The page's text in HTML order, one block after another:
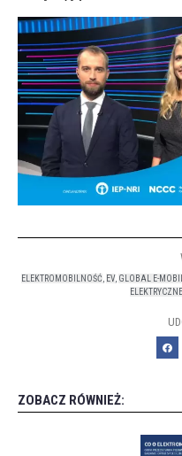
ELEKTROMOBILNOŚĆ EV, GLOBAL E-
ELEKTRYCZNE
ZOBACZ RÓWNIEŻ: